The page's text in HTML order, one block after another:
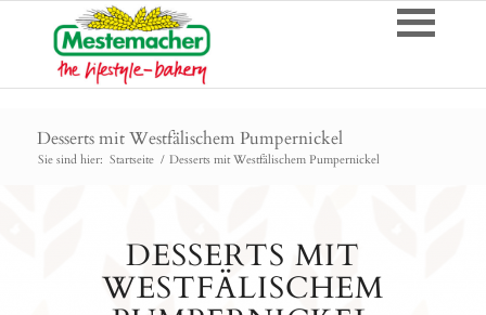
Desserts mit Westfälischem Pumpernickel
Sie sind hier: Startseite / Desserts mit Westfälischem Pumpernickel
DESSERTS MIT
WESTFÄLISCHEM